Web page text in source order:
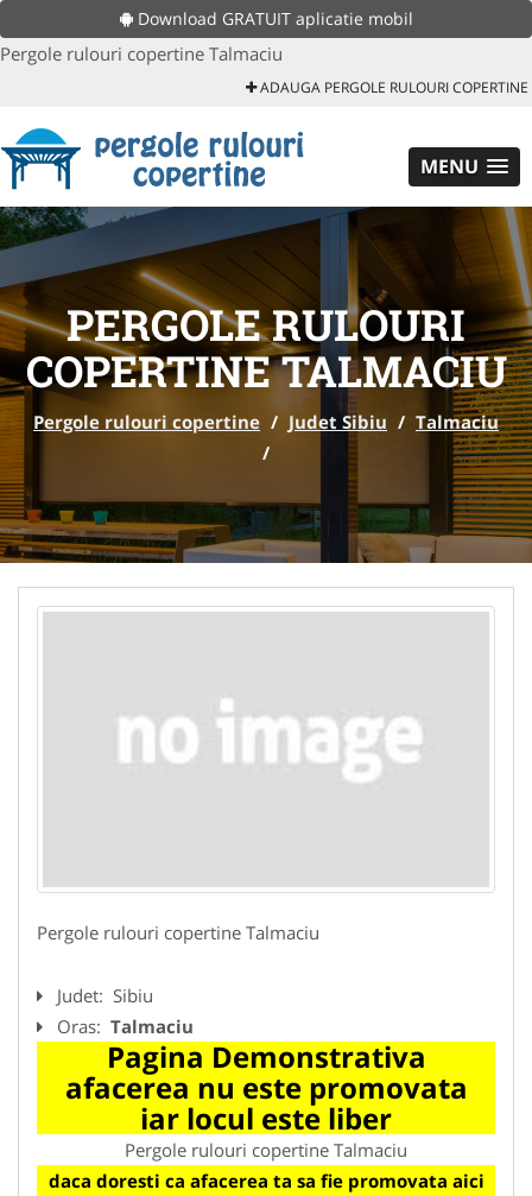
Download GRATUIT aplicatie mobil
Pergole rulouri copertine Talmaciu
ADAUGA PERGOLE RULOURI COPERTINE
MENU
PERGOLE RULOURI
COPERTINE TALMACIU
Pergole rulouri copertine / Judet Sibiu / Talmaciu
/
Pergole rulouri copertine Talmaciu
Judet: Sibiu
Oras: Talmaciu
Pagina Demonstrativa
afacerea nu este promovata
iar locul este liber
Pergole rulouri copertine Talmaciu
daca doresti ca afacerea ta sa fie promovata aici